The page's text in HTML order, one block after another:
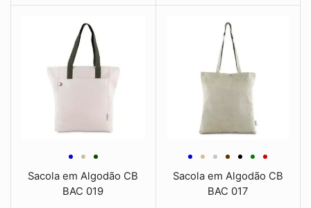
Sacola em Algodão CB
BAC 019
Sacola em Algodão CB
BAC 017